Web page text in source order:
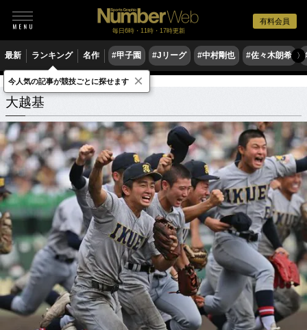
有料会員
毎日6時・11時・17時更新
最新 ランキング 名作 #甲子園 #Jリーグ #中村剛也 #佐々木朗希 〉
大越基 関連記事
大越基
今人気の記事が競技ごとに探せます ×